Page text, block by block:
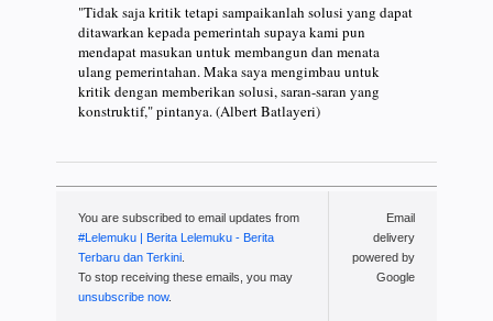
"Tidak saja kritik tetapi sampaikanlah solusi yang dapat
ditawarkan kepada pemerintah supaya kami pun
mendapat masukan untuk membangun dan menata
ulang pemerintahan. Maka saya mengimbau untuk
kritik dengan memberikan solusi, saran-saran yang
konstruktif," pintanya. (Albert Batlayeri)
You are subscribed to email updates from
#Lelemuku | Berita Lelemuku - Berita
Terbaru dan Terkini
To stop receiving these emails, you may
unsubscribe now.
Email
delivery
powered by
Google